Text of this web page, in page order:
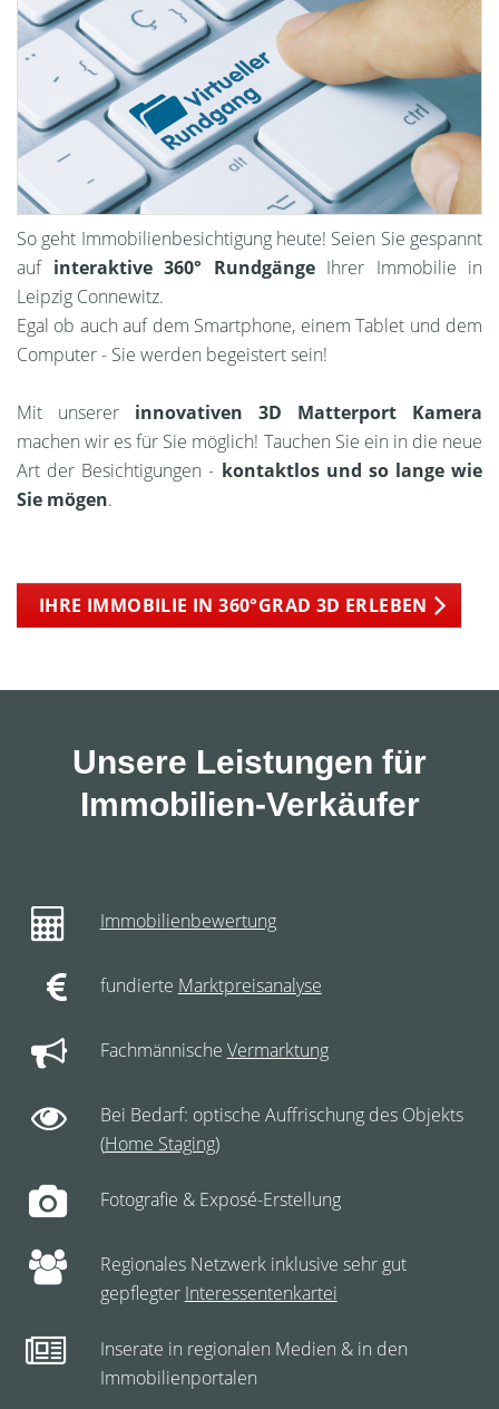
So geht Immobilienbesichtigung heute! Seien Sie gespannt
auf interaktive 360° RundgängeIhrer Immobilie in
Leipzig Connewitz.
Egal ob auch auf dem Smartphone, einem Tablet und dem
Computer - Sie werden begeistert sein!
Mit unserer innovativen 3D Matterport Kamera
machen wir es für Sie möglich! Tauchen Sie ein in die neue
Art der Besichtigungen - kontaktlos und so lange wie
Sie mögen.
IHRE IMMOBILIE IN 360°GRAD 3D ERLEBEN
Unsere Leistungen für
Immobilien-Verkäufer
Immobilienbewertung
fundierte Marktpreisanalyse
Fachmännische Vermarktung
Bei Bedarf: optische Auffrischung des Objekts
(Home Staging)
Fotografie & Exposé-Erstellung
Regionales Netzwerk inklusive sehr gut
gepflegter Interessentenkartei
Inserate in regionalen Medien & in den
Immobilienportalen